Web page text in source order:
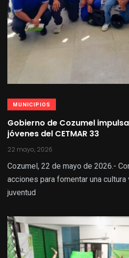
MUNICIPIOS
Gobierno de Cozumel
jóvenes del CETMAR 33
22 mayo, 2026
Cozumel, 22 de mayo de 2026.-
acciones para fomentar una
juventud